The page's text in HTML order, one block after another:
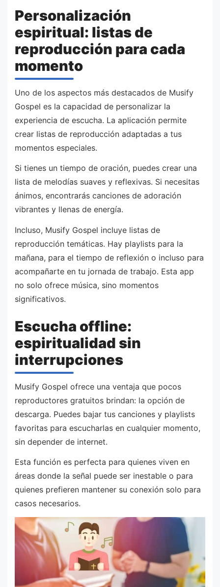
Personalización
espiritual: listas de
reproducción para cada
momento
Uno de los aspectos más destacados de Musify
Gospel es la capacidad de personalizar la
experiencia de escucha. La aplicación permite
crear listas de reproducción adaptadas a tus
momentos especiales.
Si tienes un tiempo de oración, puedes crear una
lista de melodías suaves y reflexivas. Si necesitas
ánimos, encontrarás canciones de adoración
vibrantes y llenas de energía.
Incluso, Musify Gospel incluye listas de
reproducción temáticas. Hay playlists para la
mañana, para el tiempo de reflexión o incluso para
acompañarte en tu jornada de trabajo. Esta app
no solo ofrece música, sino momentos
significativos.
Escucha offline:
espiritualidad sin
interrupciones
Musify Gospel ofrece una ventaja que pocos
reproductores gratuitos brindan: la opción de
descarga. Puedes bajar tus canciones y playlists
favoritas para escucharlas en cualquier momento,
sin depender de internet.
Esta función es perfecta para quienes viven en
áreas donde la señal puede ser inestable o para
quienes prefieren mantener su conexión solo para
casos necesarios.